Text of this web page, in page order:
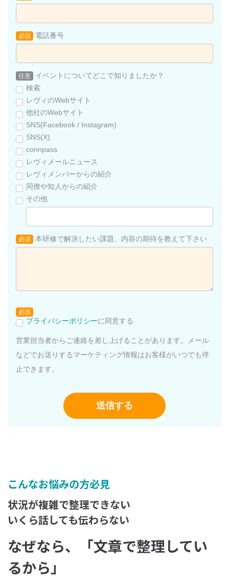
必須 電話番号
任意
イベントについてどこで知りましたか？
検索
レヴィのWebサイト
他社のWebサイト
SNS(Facebook / Instagram)
SNS(X)
connpass
レヴィメールニュース
レヴィメンバーからの紹介
同僚や知人からの紹介
その他
必須 本研修で解決したい課題、内容の期待を教えて下さい
必須
プライバシーポリシーに同意する
営業担当者からご連絡を差し上げることがあります。メール
などでお送りするマーケティング情報はお客様がいつでも停
止できます。
送信する
こんなお悩みの方必見
状況が複雑で整理できない
いくら話しても伝わらない
なぜなら、「文章で整理してい
るから」